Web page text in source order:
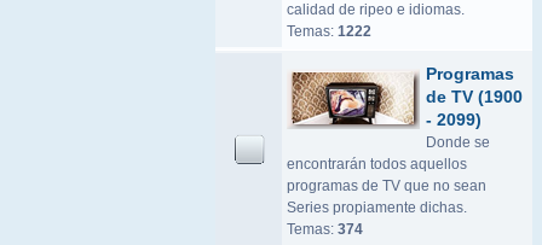
calidad de ripeo e idiomas.
Temas: 1222
Programas
de TV (1900
- 2099)
Donde se
encontrarán todos aquellos
programas de TV que no sean
Series propiamente dichas.
Temas: 374